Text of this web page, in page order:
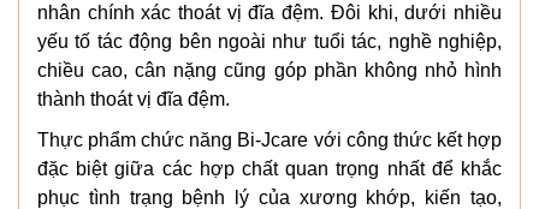
nhân chính xác thoát vị đĩa đệm. Đôi khi, dưới nhiều
yếu tố tác động bên ngoài như tuổi tác, nghề nghiệp,
chiều cao, cân nặng cũng góp phần không nhỏ hình
thành thoát vị đĩa đệm.
Thực phẩm chức năng Bi-Jcare với công thức kết hợp
đặc biệt giữa các hợp chất quan trọng nhất để khắc
phục tình trạng bệnh lý của xương khớp, kiến tạo,